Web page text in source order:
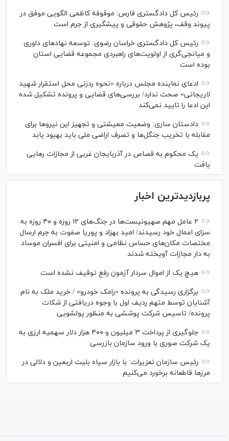
رئیس کل دادگستری فارس: موقوفه کاظمی الگویی موفق در
پیوند وقف، پژوهش حقوقی و پیشگیری از جرم است
رئیس کل دادگستری خراسان رضوی: توسعه نهاد‌های داوری
و میانجی‌گری از اولویت‌های راهبردی مجموعه قضایی استان
بوده است
ادعای نماینده مجلس درباره «نحوه ردزنی محل استقرار شهید
لاریجانی» صحت ندارد/ بررسی‌های قضایی و پرونده تشکیل شده
این ادعا را تایید نمی‌کند
دادستان ساری: وضعیت معیشتی و تجهیز این نیرو‌ها برای
مقابله با تخریب جنگل‌ها و تصرف اراضی ملی باید بهبود یابد
یک محکوم به قصاص در آذربایجان‌ غربی از مجازات رهایی
یافت
پربازدیدترین اخبار
۲ عامل مهم صهیونیست‌ها در جنگ‌های ۱۲ روزه و ۴۰ روزه به
سزای اعمال خود رسیدند/ امید بهزاد و پوریا صفوت به جرم ارسال
مختصات مکان‌های حساس نظامی و امنیتی برای افسران موساد
به دار مجازات آویخته شدند
هیچ یک از اموال سردار آزمون رفع توقیف نشده است
برگزاری رسیدگی به پرونده «رامک خودرو» / خرید ملک به نام
آشنایان توسط متهم ردیف اول با وجوه دریافتی از شکات
پرونده/ تاسیس شرکت پوششی به منظور پولشویی
جلوگیری از پرداخت ۳ میلیون و ۴۰۰ هزار دلار سهمیه ارزی به
یک شرکت صوری با ورود سازمان بازرسی
رئیس سازمان تعزیرات: با بازار سیاه بلیت اربعین و دلالی در
مرز‌ها قاطعانه برخورد می‌کنیم